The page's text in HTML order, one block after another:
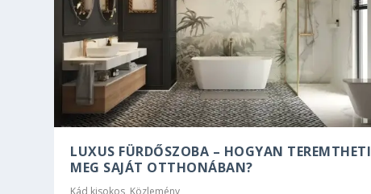
LUXUS FÜRDŐSZOBA – HOGYAN TEREMTHETI
MEG SAJÁT OTTHONÁBAN?
Kád kisokos, Közlemény